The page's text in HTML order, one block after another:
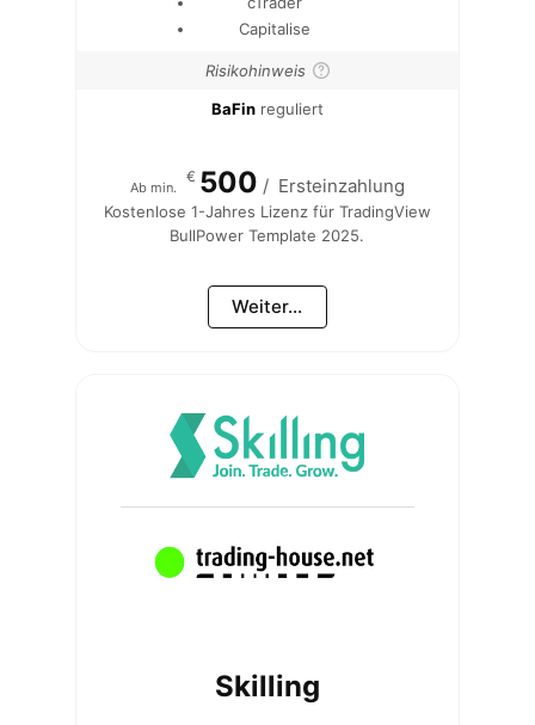
Capitalise
Risikohinweis
BaFinreguliert
Ab min.
€ 500 / Ersteinzahlung
Kostenlose 1-Jahres Lizenz für TradingView
BullPower Template 2025.
Weiter...
Skilling